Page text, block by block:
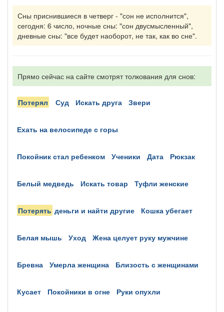
Сны приснившиеся в четверг - "сон не исполнится",
сегодня: 6 число, ночные сны: "сон двусмысленный",
дневные сны: "все будет наоборот, не так, как во сне".
Прямо сейчас на сайте смотрят толкования для снов:
потерял суд искать друга звери
ехать на велосипеде с горы
покойник стал ребенком ученики дата рюкзак
белый медведь искать товар туфли женские
потерять деньги и найти другие кошка убегает
белая мышь уход жена целует руку мужчине
бревна умерла женщина близость с женщинами
кусает покойники в огне руки опухли